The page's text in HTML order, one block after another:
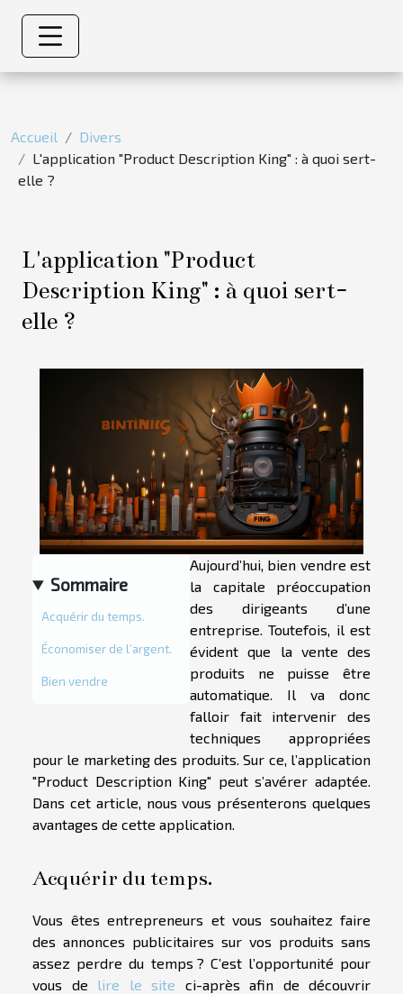
Accueil
Divers
L'application "Product Description King" : à quoi sert-
elle ?
L'application "Product
Description King" : à quoi sert-
elle ?
Sommaire
Acquérir du temps.
Économiser de l’argent.
Bien vendre
Aujourd’hui, bien vendre est
la capitale préoccupation
des dirigeants d’une
entreprise. Toutefois, il est
évident que la vente des
produits ne puisse être
automatique. Il va donc
falloir fait intervenir des
techniques appropriées
pour le marketing des produits. Sur ce, l’application
"Product Description King" peut s’avérer adaptée.
Dans cet article, nous vous présenterons quelques
avantages de cette application.
Acquérir du temps.
Vous êtes entrepreneurs et vous souhaitez faire
des annonces publicitaires sur vos produits sans
assez perdre du temps ? C’est l’opportunité pour
vous de lire le site ci-après afin de découvrir